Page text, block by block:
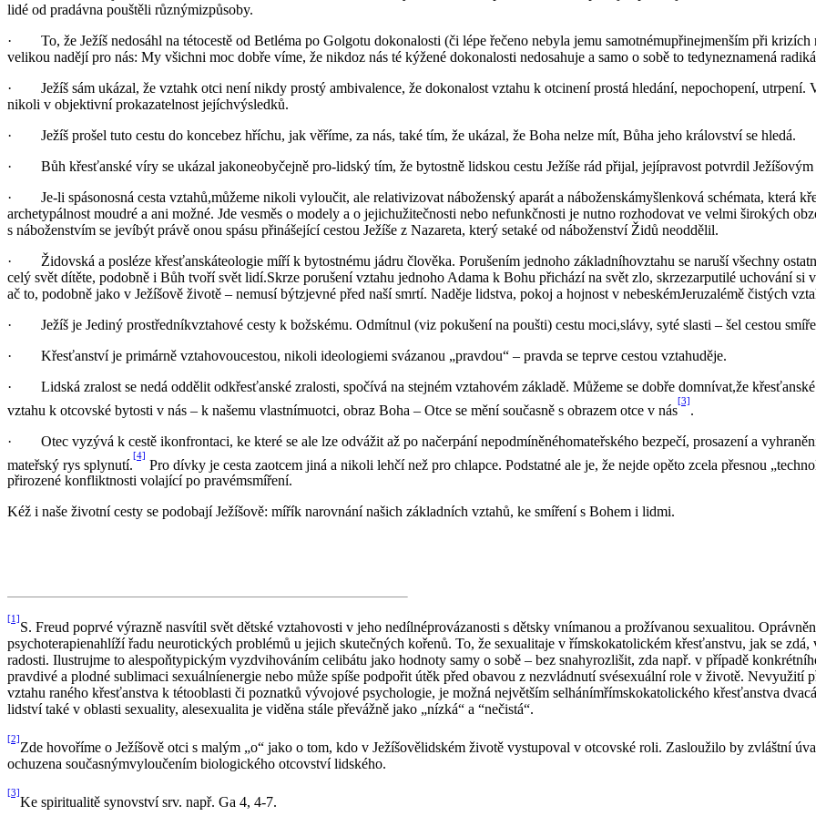
lidé od pradávna pouštěli různýmizpůsoby.
· To, že Ježíš nedosáhl na tétocestě od Betléma po Golgotu dokonalosti (či lépe řečeno nebyla jemu samotnémupřinejmenším při krizích
velikou nadějí pro nás: My všichni moc dobře víme, že nikdoz nás té kýžené dokonalosti nedosahuje a samo o sobě to tedyneznamená
· Ježíš sám ukázal, že vztahk otci není nikdy prostý ambivalence, že dokonalost vztahu k otcinení prostá hledání, nepochopení, utrpení.
nikoli v objektivní prokazatelnost jejíchvýsledků.
· Ježíš prošel tuto cestu do koncebez hříchu, jak věříme, za nás, také tím, že ukázal, že Boha nelze mít, Bůha jeho království se hledá.
· Bůh křesťanské víry se ukázal jakoneobyčejně pro-lidský tím, že bytostně lidskou cestu Ježíše rád přijal, jejípravost potvrdil
· Je-li spásonosná cesta vztahů,můžeme nikoli vyloučit, ale relativizovat náboženský aparát a náboženskámyšlenková schémata, která
archetypálnost moudré a ani možné. Jde vesměs o modely a o jejichužitečnosti nebo nefunkčnosti je nutno rozhodovat ve velmi širokých
s náboženstvím se jevíbýt právě onou spásu přinášející cestou Ježíše z Nazareta, který setaké od náboženství Židů neoddělil.
· Židovská a posléze křesťanskáteologie míří k bytostnému jádru člověka. Porušením jednoho základníhovztahu se naruší všechny
celý svět dítěte, podobně i Bůh tvoří svět lidí.Skrze porušení vztahu jednoho Adama k Bohu přichází na svět zlo, skrzezarputilé uchování si
ač to, podobně jako v Ježíšově životě – nemusí býtzjevné před naší smrtí. Naděje lidstva, pokoj a hojnost v nebeskémJeruzalémě čistých
· Ježíš je Jediný prostředníkvztahové cesty k božskému. Odmítnul (viz pokušení na poušti) cestu moci,slávy, syté slasti – šel cestou
· Křesťanství je primárně vztahovoucestou, nikoli ideologiemi svázanou „pravdou“ – pravda se teprve cestou vztahuděje.
· Lidská zralost se nedá oddělit odkřesťanské zralosti, spočívá na stejném vztahovém základě. Můžeme se dobře domnívat,že
vztahu k otcovské bytosti v nás – k našemu vlastnímuotci, obraz Boha – Otce se mění současně s obrazem otce v nás
[3]
.
· Otec vyzývá k cestě ikonfrontaci, ke které se ale lze odvážit až po načerpání nepodmíněnéhomateřského bezpečí, prosazení a
mateřský rys splynutí.
[4]
Pro dívky je cesta zaotcem jiná a nikoli lehčí než pro chlapce. Podstatné ale je, že nejde opěto zcela přesnou
přirozené konfliktnosti volající po pravémsmíření.
Kéž i naše životní cesty se podobají Ježíšově: mířík narovnání našich základních vztahů, ke smíření s Bohem i lidmi.
[1]
S. Freud poprvé výrazně nasvítil svět dětské vztahovosti v jeho nedílnéprovázanosti s dětsky vnímanou a prožívanou sexualitou.
psychoterapienahlíží řadu neurotických problémů u jejich skutečných kořenů. To, že sexualitaje v římskokatolickém křesťanstvu, jak se
radosti. Ilustrujme to alespoňtypickým vyzdvihováním celibátu jako hodnoty samy o sobě – bez snahyrozlišit, zda např. v případě
pravdivé a plodné sublimaci sexuálníenergie nebo může spíše podpořit útěk před obavou z nezvládnutí svésexuální role v životě.
vztahu raného křesťanstva k tétooblasti či poznatků vývojové psychologie, je možná největším selhánímřímskokatolického křesťanstva
lidství také v oblasti sexuality, alesexualita je viděna stále převážně jako „nízká“ a “nečistá“.
[2]
Zde hovoříme o Ježíšově otci s malým „o“ jako o tom, kdo v Ježíšovělidském životě vystupoval v otcovské roli. Zasloužilo by zvláštní
ochuzena současnýmvyloučením biologického otcovství lidského.
[3]
Ke spiritualitě synovství srv. např. Ga 4, 4-7.